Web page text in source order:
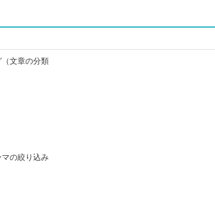
文章の分類
の絞り込み